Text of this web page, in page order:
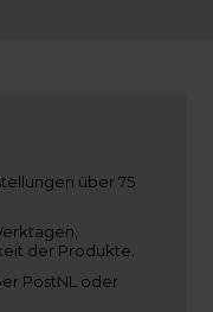
über 75
der Produkte.
PostNL oder